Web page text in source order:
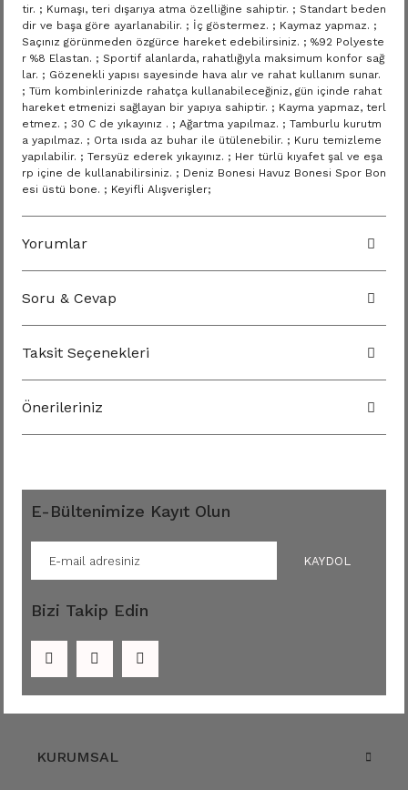
tir. ; Kumaşı, teri dışarıya atma özelliğine sahiptir. ; Standart beden
dir ve başa göre ayarlanabilir. ; İç göstermez. ; Kaymaz yapmaz. ;
Saçınız görünmeden özgürce hareket edebilirsiniz. ; %92 Polyeste
r %8 Elastan. ; Sportif alanlarda, rahatlığıyla maksimum konfor sağ
lar. ; Gözenekli yapısı sayesinde hava alır ve rahat kullanım sunar.
; Tüm kombinlerinizde rahatça kullanabileceğiniz, gün içinde rahat
hareket etmenizi sağlayan bir yapıya sahiptir. ; Kayma yapmaz, terl
etmez. ; 30 C de yıkayınız . ; Ağartma yapılmaz. ; Tamburlu kurutm
a yapılmaz. ; Orta ısıda az buhar ile ütülenebilir. ; Kuru temizleme
yapılabilir. ; Tersyüz ederek yıkayınız. ; Her türlü kıyafet şal ve eşa
rp içine de kullanabilirsiniz. ; Deniz Bonesi Havuz Bonesi Spor Bon
esi üstü bone. ; Keyifli Alışverişler;
Yorumlar
Soru & Cevap
Taksit Seçenekleri
Önerileriniz
E-Bültenimize Kayıt Olun
KAYDOL
Bizi Takip Edin
KURUMSAL